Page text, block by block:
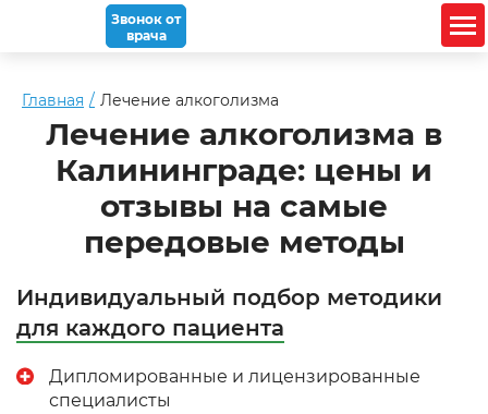
Звонок от
врача
Калининград
8 (995) 577-56-48
Круглосуточнаяанонимная
помощь в лечении
алкоголизма
Главная Лечение алкоголизма
Лечение алкоголизма в
Калининграде: цены и
отзывы на самые
передовые методы
Индивидуальный подбор методики
для каждого пациента
Дипломированные и лицензированные
специалисты